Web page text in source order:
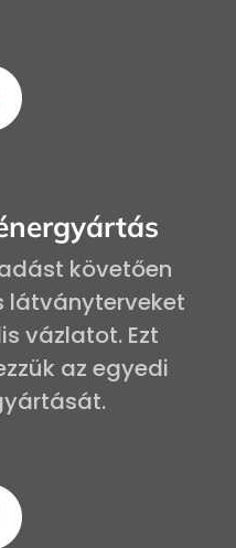
követően
látványterveket
vázlatot. Ezt
az egyedi